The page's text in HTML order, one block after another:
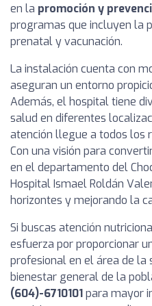
en la promoción y
programas que incluyen la
prenatal y vacunación.
La instalación cuenta con
aseguran un entorno
Además, el hospital tiene
salud en diferentes
atención llegue a todos los
Con una visión para
en el departamento del
Hospital Ismael Roldán
horizontes y mejorando la
Si buscas atención
esfuerza por proporcionar
profesional en el área de la
bienestar general de la
(604)-6710101para mayor